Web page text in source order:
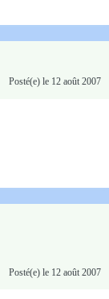
Posté(e) le 12 août 2007
Posté(e) le 12 août 2007